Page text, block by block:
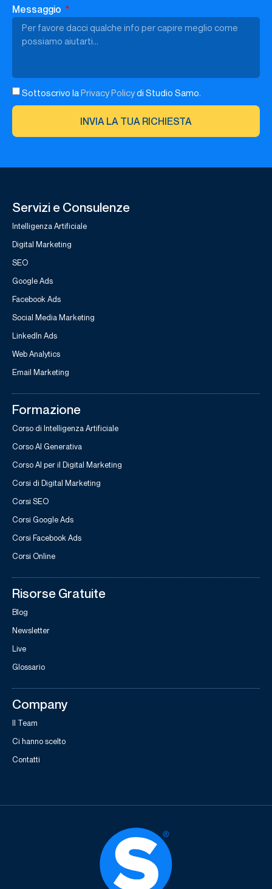
Messaggio
Sottoscrivo laPrivacy Policydi Studio Samo.
INVIA LA TUA RICHIESTA
Servizi e Consulenze
Intelligenza Artificiale
Digital Marketing
SEO
Google Ads
Facebook Ads
Social Media Marketing
LinkedIn Ads
Web Analytics
Email Marketing
Formazione
Corso di Intelligenza Artificiale
Corso AI Generativa
Corso AI per il Digital Marketing
Corsi di Digital Marketing
Corsi SEO
Corsi Google Ads
Corsi Facebook Ads
Corsi Online
Risorse Gratuite
Blog
Newsletter
Live
Glossario
Company
Il Team
Ci hanno scelto
Contatti